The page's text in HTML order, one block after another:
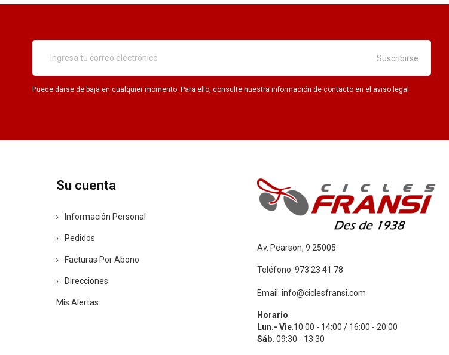
Puede darse de baja en cualquier momento. Para ello, consulte nuestra información de contacto en el aviso legal.
Su cuenta
Información Personal
Pedidos
Facturas Por Abono
Direcciones
Mis Alertas
Av. Pearson, 9 25005
Teléfono: 973 23 41 78
Email: info@ciclesfransi.com
Horario
Lun.- Vie .10:00 - 14:00 / 16:00 - 20:00
Sáb. 09:30 - 13:30